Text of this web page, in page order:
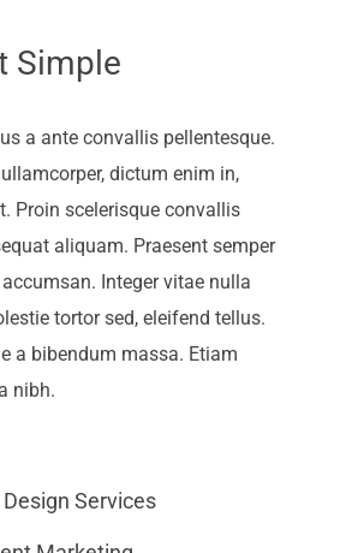
Simple
a ante convallis pellentesque.
dictum enim in,
Proin scelerisque convallis
aliquam. Praesent semper
Integer vitae nulla
tortor sed, eleifend tellus.
a bibendum massa. Etiam
nibh.
Services